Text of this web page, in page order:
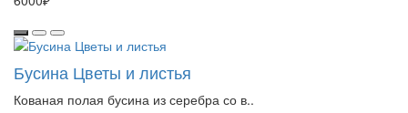
Бусина Цветы и листья
Кованая полая бусина из серебра со в..